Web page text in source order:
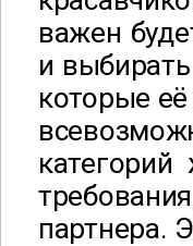
важен
и
которые
партнера.